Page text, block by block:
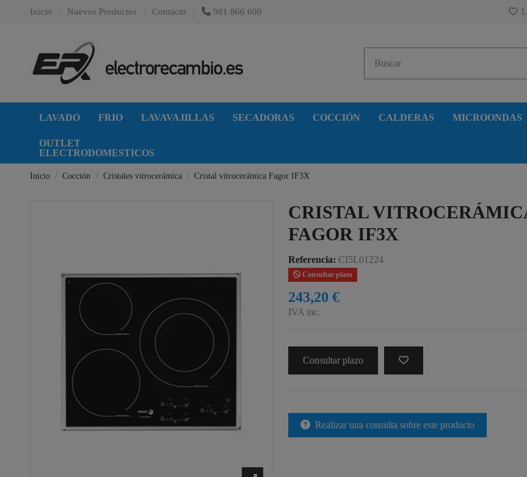
Inicio Nuevos Productos Contacto 981 866 600
LAVADO FRIO LAVAVAJILLAS SECADORAS COCCIÓN CALDERAS MICROONDAS
OUTLET
ELECTRODOMESTICOS
Inicio Cocción Cristales vitrocerámica Cristal vitrocerámica Fagor IF3X
CRISTAL
FAGOR IF3X
Referencia: CI5L01224
Consultar plazo
243,20 €
IVA inc.
Consultar plazo
Realizar una consulta sobre este producto